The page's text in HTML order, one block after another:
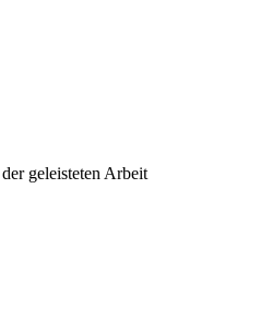
geleisteten Arbeit